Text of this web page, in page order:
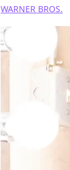
WARNER BROS.